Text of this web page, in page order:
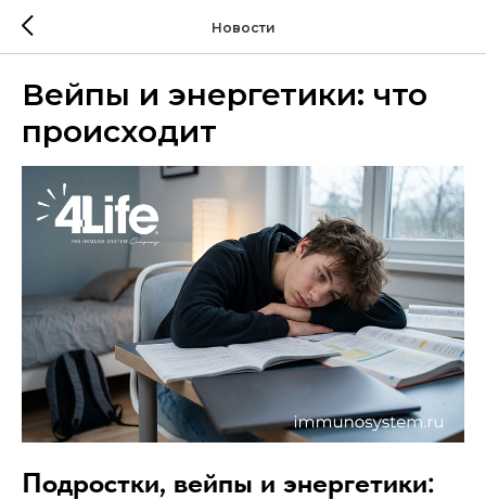
Новости
Вейпы и энергетики: что
происходит
Подростки, вейпы и энергетики: